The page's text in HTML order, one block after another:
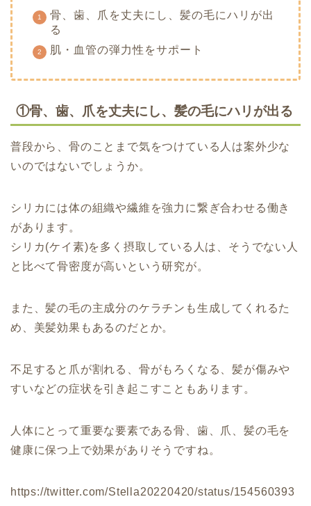
骨、歯、爪を丈夫にし、髪の毛にハリが出
る
肌・血管の弾力性をサポート
①骨、歯、爪を丈夫にし、髪の毛にハリが出る
普段から、骨のことまで気をつけている人は案外少な
いのではないでしょうか。
シリカには体の組織や繊維を強力に繋ぎ合わせる働き
があります。
シリカ(ケイ素)を多く摂取している人は、そうでない人
と比べて骨密度が高いという研究が。
また、髪の毛の主成分のケラチンも生成してくれるた
め、美髪効果もあるのだとか。
不足すると爪が割れる、骨がもろくなる、髪が傷みや
すいなどの症状を引き起こすこともあります。
人体にとって重要な要素である骨、歯、爪、髪の毛を
健康に保つ上で効果がありそうですね。
https://twitter.com/Stella20220420/status/154560393